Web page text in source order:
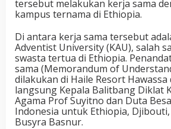
tersebut melakukan kerja sama
kampus ternama di Ethiopia.
Di antara kerja sama tersebut
Adventist University (KAU), salah
swasta tertua di Ethiopia.
sama (Memorandum of
dilakukan di Haile Resort
langsung Kepala Balitbang Diklat
Agama Prof Suyitno dan Duta
Indonesia untuk Ethiopia,
Busyra Basnur.